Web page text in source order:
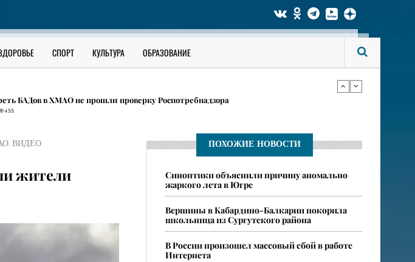
СПОРТ КУЛЬТУРА ОБРАЗОВАНИЕ
448
БАДов в ХМАО не прошли проверку Роспотребнадзора
455
из села в ЯНАО взламывал за деньги аккаунты на «Госуслугах»
ребенка от наркотиков: разбор в карточках
ВИДЕО
жители
ПОХОЖИЕ НОВОСТИ
​Синоптики объяснили причину аномально
жаркого лета в Югре
​Вершины в Кабардино-Балкарии покорила
школьница из Сургутского района
​В России произошел массовый сбой в работе
Интернета